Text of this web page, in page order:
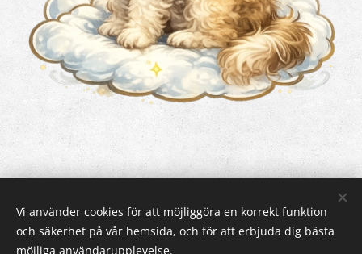
Cookies
Vi använder cookies för att möjliggöra en korrekt funktion
och säkerhet på vår hemsida, och för att erbjuda dig bästa
möjliga användarupplevelse.